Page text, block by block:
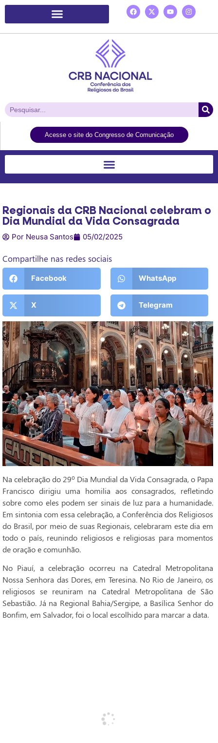
Acesse o site do Congresso de Comunicação
Regionais da CRB Nacional celebram o
Dia Mundial da Vida Consagrada
Por Neusa Santos 05/02/2025
Compartilhe nas redes sociais
Facebook WhatsApp
X Telegram
Na celebração do 29º Dia Mundial da Vida Consagrada, o Papa
Francisco dirigiu uma homilia aos consagrados, refletindo
sobre como eles podem ser sinais de luz para a humanidade.
Em sintonia com essa celebração, a Conferência dos Religiosos
do Brasil, por meio de suas Regionais, celebraram este dia em
todo o país, reunindo religiosos e religiosas para momentos
de oração e comunhão.
No Piauí, a celebração ocorreu na Catedral Metropolitana
Nossa Senhora das Dores, em Teresina. No Rio de Janeiro, os
religiosos se reuniram na Catedral Metropolitana de São
Sebastião. Já na Regional Bahia/Sergipe, a Basílica Senhor do
Bonfim, em Salvador, foi o local escolhido para marcar a data.